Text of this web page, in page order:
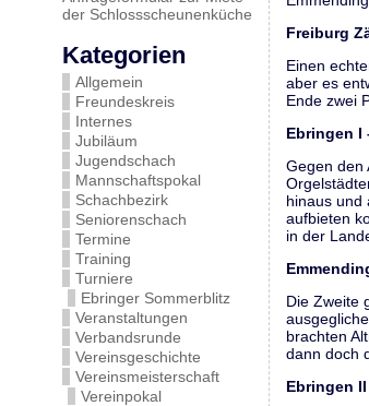
der Schlossscheunenküche
Kategorien
Allgemein
Freundeskreis
Internes
Jubiläum
Jugendschach
Mannschaftspokal
Schachbezirk
Seniorenschach
Termine
Training
Turniere
Ebringer Sommerblitz
Veranstaltungen
Verbandsrunde
Vereinsgeschichte
Vereinsmeisterschaft
Vereinpokal
Freiburg
Einen
aber es
Ende zwei
Ebringen I
Gegen den
hinaus und
aufbieten
in der
Die Zweite
brachten
dann doch
Ebringen